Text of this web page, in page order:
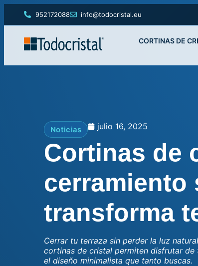
952172088 info@todocristal.eu
CORTINAS DE
Noticias julio 16, 2025
Cortinas de
cerramiento
transforma
Cerrar tu terraza sin perder la luz
cortinas de cristal permiten disfrutar
el diseño minimalista que tanto buscas.